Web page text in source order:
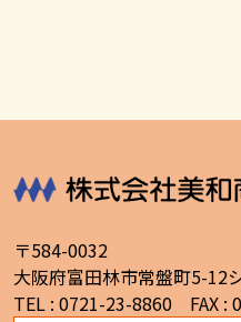
〒584-0032
大阪府富田林市常盤町5-12
TEL : 0721-23-8860 FAX :